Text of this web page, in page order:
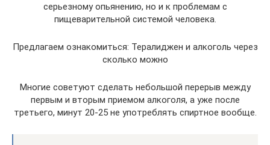
серьезному опьянению, но и к проблемам с
пищеварительной системой человека.
Предлагаем ознакомиться: Тералиджен и алкоголь через
сколько можно
Многие советуют сделать небольшой перерыв между
первым и вторым приемом алкоголя, а уже после
третьего, минут 20-25 не употреблять спиртное вообще.